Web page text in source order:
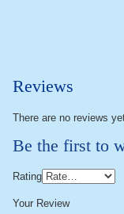
Reviews
There are no reviews
Be the first to
Rating
Your Review